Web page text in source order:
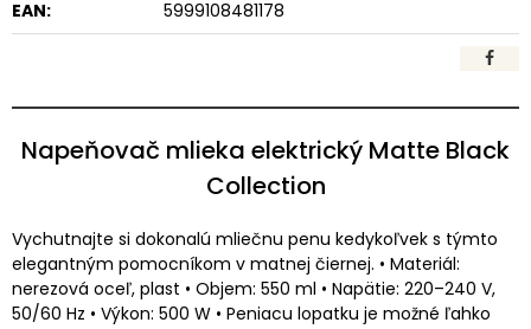
EAN:
5999108481178
Napeňovač mlieka elektrický Matte Black
Collection
Vychutnajte si dokonalú mliečnu penu kedykoľvek s týmto
elegantným pomocníkom v matnej čiernej. • Materiál:
nerezová oceľ, plast • Objem: 550 ml • Napätie: 220–240 V,
50/60 Hz • Výkon: 500 W • Peniacu lopatku je možné ľahko